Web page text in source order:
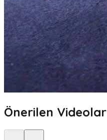
Önerilen Videolar